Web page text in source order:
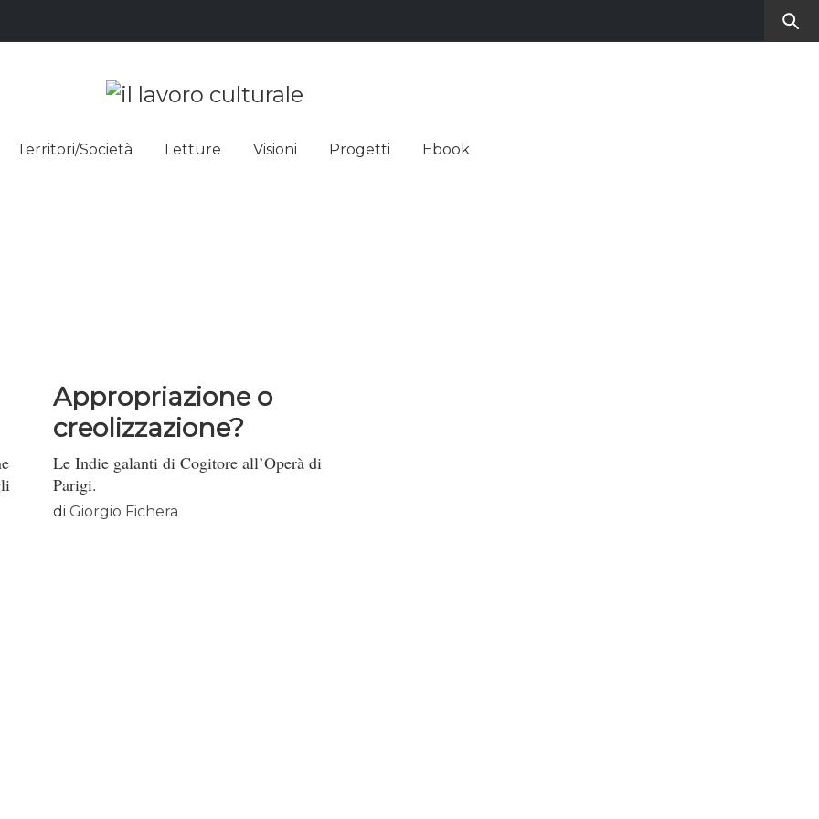
LAVORO
Territori/Società Letture Visioni Progetti Ebook
Appropriazione o
creolizzazione?
Le Indie galanti di Cogitore all’Operà di
Parigi.
diGiorgio Fichera